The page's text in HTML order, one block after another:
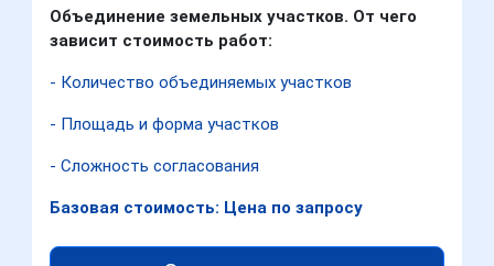
Объединение земельных участков. От чего
зависит стоимость работ:
- Количество объединяемых участков
- Площадь и форма участков
- Сложность согласования
Базовая стоимость: Цена по запросу